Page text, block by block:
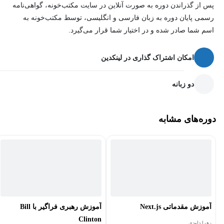
کار با AJAX
توسعه دادن پلاگین‌ها
جاوا اسکریپت کارهای زیر را به‌راحتی انجام می‌دهد:
عملکرد برنامه را بهبود می‌بخشد.
دوره آموزش jquery به شما کمک می‌کند تا مهارت‌های خود را در زمینه
پس از گذراندن دوره به صورت آنلاین در سایت مکتب‌خونه، گواهی‌نامه
رسمی پایان دوره به زبان فارسی و انگلیسی، توسط مکتب‌خونه به
اسم شما صادر شده و در اختیار شما قرار می‌گیرد.
امکان اشتراک گذاری در لینکدین
دو زبانه
دوره‌های مشابه
آموزش مقدماتی Next.js
زهرا داودی
آموزش رهبری فراگیر با Bill
Clinton